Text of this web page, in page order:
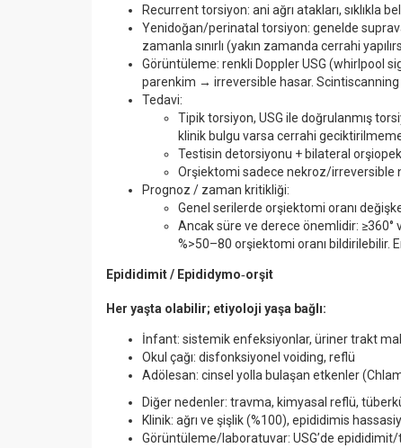
Recurrent torsiyon: ani ağrı atakları, sıklıkla
Yenidoğan/perinatal torsiyon: genelde
zamanla sınırlı (yakın zamanda cerrahi
Görüntüleme: renkli Doppler USG (whirlpool
parenkim → irreversible hasar.
Tedavi:
Tipik torsiyon, USG ile doğrulanmış
klinik bulgu varsa cerrahi
Testisin detorsiyonu + bilateral
Orşiektomi sadece nekroz/irreversible
Prognoz / zaman kritikliği:
Genel serilerde orşiektomi oranı
Ancak süre ve derece önemlidir: ≥360°
%>50–80 orşiektomi oranı bildirilebilir.
Epididimit / Epididymo‑orşit
Her yaşta olabilir; etiyoloji yaşa bağlı:
İnfant: sistemik enfeksiyonlar, üriner trakt
Okul çağı: disfonksiyonel voiding, reflü
Adölesan: cinsel yolla bulaşan etkenler
Diğer nedenler: travma, kimyasal reflü,
Klinik: ağrı ve şişlik (%100), epididimis
Görüntüleme/laboratuvar: USG’de epididimit/